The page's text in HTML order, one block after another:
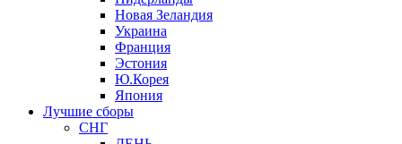
Новая Зеландия
Украина
Франция
Эстония
Ю.Корея
Япония
Лучшие сборы
СНГ